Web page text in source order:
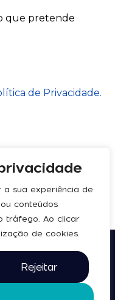
a sua experiência de
conteúdos
tráfego. Ao clicar
de cookies.
Rejeitar
de Privacidade